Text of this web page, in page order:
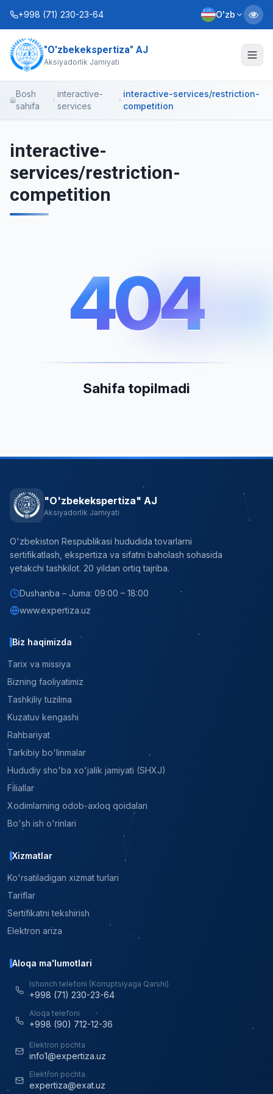
+998 (71) 230-23-64 O'zb
"O'zbekekspertiza" AJ
Aksiyadorlik Jamiyati
Biz haqimizda
Xizmatlar
Axborot xizmati
Kontaktlar
Nizom
Bosh
sahifa
interactive-
services
interactive-services/restriction-
competition
interactive-
services/restriction-
competition
404
404
Sahifa topilmadi
"O'zbekekspertiza" AJ
Aksiyadorlik Jamiyati
O'zbekiston Respublikasi hududida tovarlarni
sertifikatlash, ekspertiza va sifatni baholash sohasida
yetakchi tashkilot. 20 yildan ortiq tajriba.
Dushanba – Juma: 09:00 – 18:00
www.expertiza.uz
Biz haqimizda
Tarix va missiya
Bizning faoliyatimiz
Tashkiliy tuzilma
Kuzatuv kengashi
Rahbariyat
Tarkibiy bo'linmalar
Hududiy sho'ba xo'jalik jamiyati (SHXJ)
Filiallar
Xodimlarning odob-axloq qoidalari
Bo'sh ish o'rinlari
Xizmatlar
Ko'rsatiladigan xizmat turlari
Tariflar
Sertifikatni tekshirish
Elektron ariza
Aloqa ma'lumotlari
Ishonch telefoni (Korruptsiyaga Qarshi)
+998 (71) 230-23-64
Aloqa telefoni
+998 (90) 712-12-36
Elektron pochta
info1@expertiza.uz
Elektron pochta
expertiza@exat.uz